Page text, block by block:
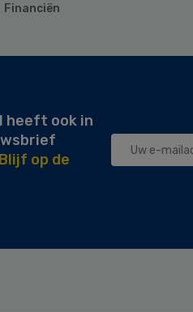
Financiën
heeft ook in
Blijf op de